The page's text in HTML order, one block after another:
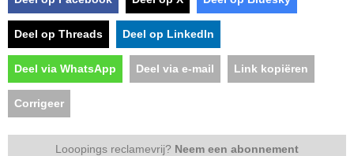
Deel op Threads Deel op LinkedIn
Deel via WhatsApp Deel via e-mail Link kopiëren
Corrigeer
Looopings reclamevrij? Neem een abonnement